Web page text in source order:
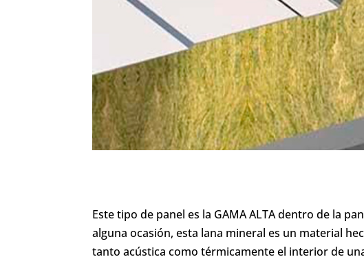
Este tipo de panel es la GAMA ALTA dentro de la
alguna ocasión, esta lana mineral es un material
tanto acústica como térmicamente el interior de